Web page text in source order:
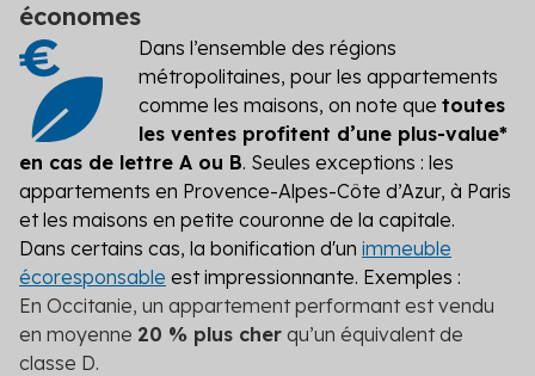
économes
Dans l’ensemble des régions
métropolitaines, pour les appartements
comme les maisons, on note que toutes
les ventes profitent d’une plus-value*
en cas de lettre A ou B. Seules exceptions : les
appartements en Provence-Alpes-Côte d’Azur, à Paris
et les maisons en petite couronne de la capitale.
Dans certains cas, la bonification d'un immeuble
écoresponsable est impressionnante. Exemples :
En Occitanie, un appartement performant est vendu
en moyenne 20 % plus cher qu’un équivalent de
classe D.